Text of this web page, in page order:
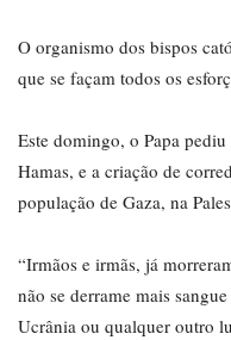
O organismo dos bispos
que se façam todos os
Este domingo, o Papa
Hamas, e a criação de
população de Gaza, na
“Irmãos e irmãs, já
não se derrame mais
Ucrânia ou qualquer outro